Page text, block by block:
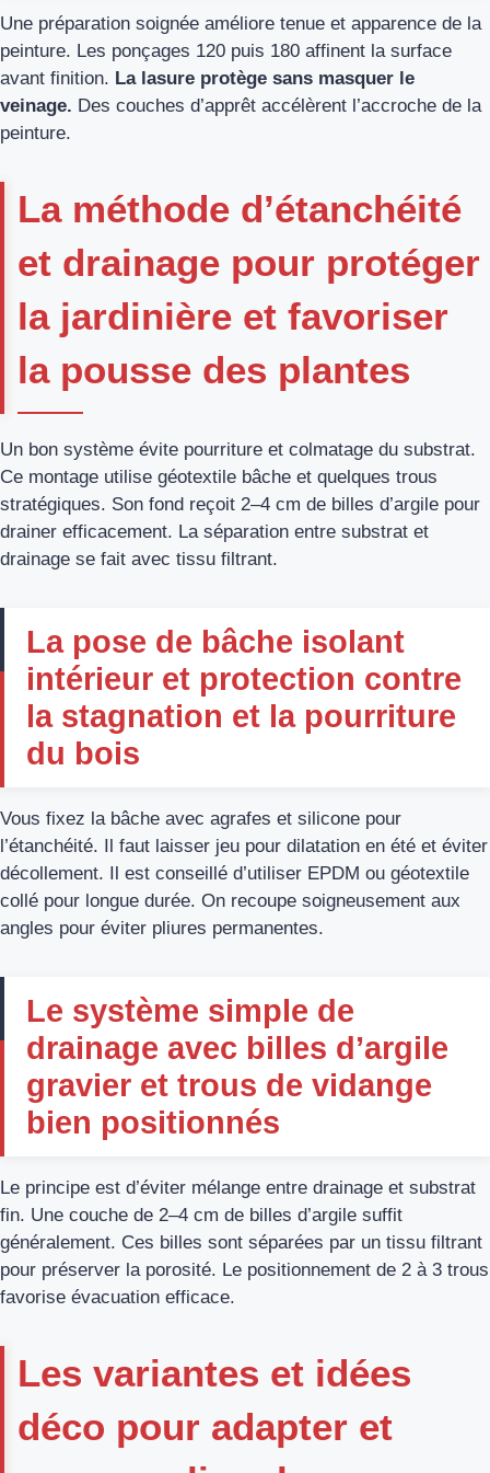
Une préparation soignée améliore tenue et apparence de la
peinture. Les ponçages 120 puis 180 affinent la surface
avant finition. La lasure protège sans masquer le
veinage. Des couches d’apprêt accélèrent l’accroche de la
peinture.
La méthode d’étanchéité
et drainage pour protéger
la jardinière et favoriser
la pousse des plantes
Un bon système évite pourriture et colmatage du substrat.
Ce montage utilise géotextile bâche et quelques trous
stratégiques. Son fond reçoit 2–4 cm de billes d’argile pour
drainer efficacement. La séparation entre substrat et
drainage se fait avec tissu filtrant.
La pose de bâche isolant
intérieur et protection contre
la stagnation et la pourriture
du bois
Vous fixez la bâche avec agrafes et silicone pour
l’étanchéité. Il faut laisser jeu pour dilatation en été et éviter
décollement. Il est conseillé d’utiliser EPDM ou géotextile
collé pour longue durée. On recoupe soigneusement aux
angles pour éviter pliures permanentes.
Le système simple de
drainage avec billes d’argile
gravier et trous de vidange
bien positionnés
Le principe est d’éviter mélange entre drainage et substrat
fin. Une couche de 2–4 cm de billes d’argile suffit
généralement. Ces billes sont séparées par un tissu filtrant
pour préserver la porosité. Le positionnement de 2 à 3 trous
favorise évacuation efficace.
Les variantes et idées
déco pour adapter et